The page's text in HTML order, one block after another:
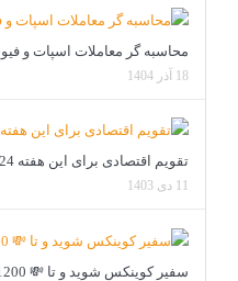
محاسبه گر معاملات اسپات و
18 آذر 1404
تقویم اقتصادی برای این هفته 30.12.2024 – 05.01.2025
11 دی 1403
سفیر کوینکس شوید و تا 💸 1200 دلار ماهانه درآمد کسب کنید! 🤝